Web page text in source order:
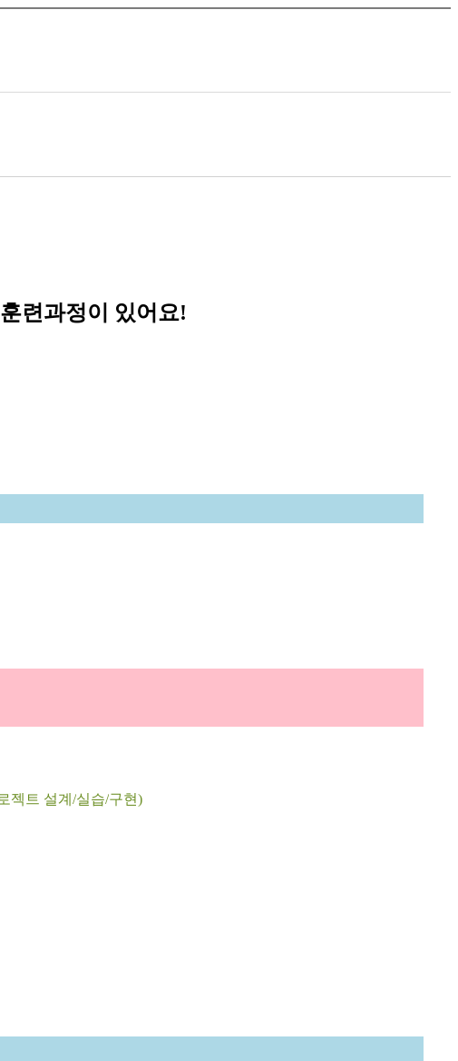
련과정이 있어요!
젝트 설계 /실습/구현)